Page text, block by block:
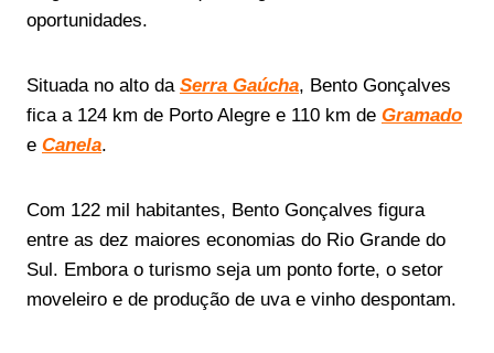
oportunidades.
Situada no alto da Serra Gaúcha, Bento Gonçalves
fica a 124 km de Porto Alegre e 110 km de Gramado
e Canela.
Com 122 mil habitantes, Bento Gonçalves figura
entre as dez maiores economias do Rio Grande do
Sul. Embora o turismo seja um ponto forte, o setor
moveleiro e de produção de uva e vinho despontam.